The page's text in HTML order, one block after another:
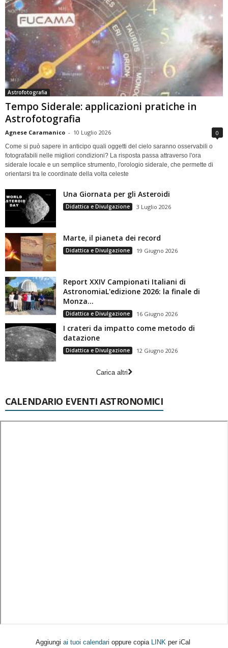
Astrofotografia
Tempo Siderale: applicazioni pratiche in
Astrofotografia
Agnese Caramanico - 10 Luglio 2026 0
Come si può sapere in anticipo quali oggetti del cielo saranno osservabili o
fotografabili nelle migliori condizioni? La risposta passa attraverso l'ora
siderale locale e un semplice strumento, l'orologio siderale, che permette di
orientarsi tra le coordinate della volta celeste
Una Giornata per gli Asteroidi
Didattica e Divulgazione 3 Luglio 2026
Marte, il pianeta dei record
Didattica e Divulgazione 19 Giugno 2026
Report XXIV Campionati Italiani di
AstronomiaL'edizione 2026: la finale di
Monza...
Didattica e Divulgazione 16 Giugno 2026
I crateri da impatto come metodo di
datazione
Didattica e Divulgazione 12 Giugno 2026
Carica altri
CALENDARIO EVENTI ASTRONOMICI
Aggiungi ai tuoi calendari oppure copia LINK per iCal